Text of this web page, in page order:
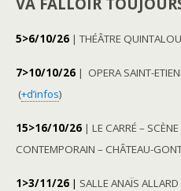
5>6/10/26 | THÉÂTRE
7>10/10/26 | OPERA SAINT-
(+d’infos)
15>16/10/26 | LE CARRÉ –
CONTEMPORAIN – CHÂTEAU-
1>3/11/26 | SALLE ANAÏS